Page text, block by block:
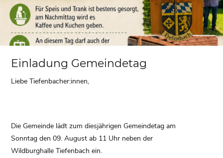
Einladung Gemeindetag
Liebe Tiefenbacher:innen,
Die Gemeinde lädt zum diesjährigen Gemeindetag am
Sonntag den 09. August ab 11 Uhr neben der
Wildburghalle Tiefenbach ein.